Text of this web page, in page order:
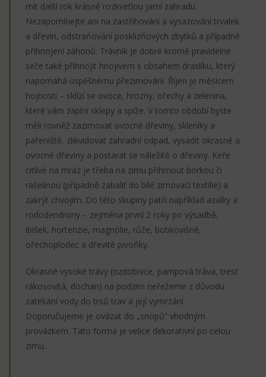
mít další rok krásně rozkvetlou jarní zahradu.
Nezapomínejte ani na zastřihování a vysazování trvalek
a dřevin, odstraňování posklizňových zbytků a případně
přihnojení záhonů. Trávník je dobré kromě pravidelné
seče také přihnojit hnojivem s obsahem draslíku, který
napomáhá úspěšnému přezimování. Říjen je měsícem
hojnosti – sklízí se ovoce, hrozny, ořechy a zelenina,
které vám zaplní sklepy a spíže. V tomto období byste
měli rovněž zazimovat ovocné dřeviny, skleníky a
pařeniště, zlikvidovat zahradní odpad, vysadit okrasné a
ovocné dřeviny a postarat se náležitě o dřeviny. Keře
citlivé na mráz je třeba na zimu přihrnout borkou či
rašelinou (případně zabalit do bílé zimovací textilie) a
zakrýt chvojím. Do této skupiny patří například azalky a
rododendrony – zejména první 2 roky po výsadbě,
ibišek, hortenzie, magnólie, růže, bobkovišně,
ořechoplodec a dřevité pivoňky.
Okrasné vysoké trávy (ozdobnice, pampová tráva, tresť
rákosovitá, dochan) na podzim neřežeme z důvodu
zatékání vody do trsů trav a její vymrzání.
Doporučujeme je ovázat do „snopů“ vhodným
provázkem. Tato forma je velice dekorativní po celou
zimu.